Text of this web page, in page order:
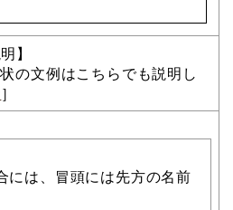
】
の文例はこちらでも説明し
］
には、冒頭には先方の名前